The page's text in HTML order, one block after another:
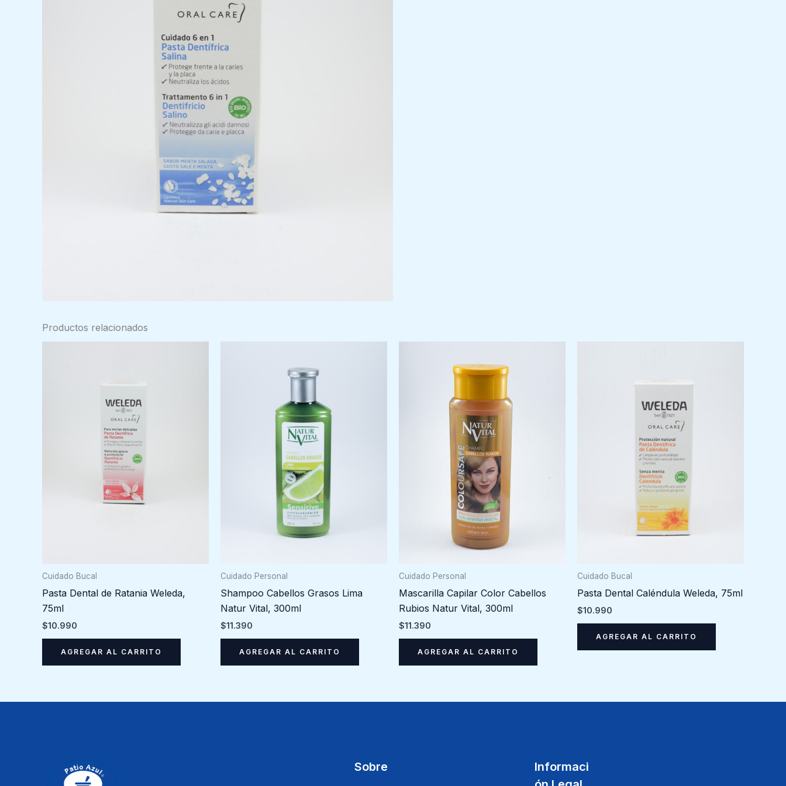
Productos relacionados
Cuidado Bucal
Pasta Dental de Ratania Weleda,
75ml
$10.990
AGREGAR AL CARRITO
Cuidado Personal
Shampoo Cabellos Grasos Lima
Natur Vital, 300ml
$11.390
AGREGAR AL CARRITO
Cuidado Personal
Mascarilla Capilar Color Cabellos
Rubios Natur Vital, 300ml
$11.390
AGREGAR AL CARRITO
Cuidado Bucal
Pasta Dental Caléndula Weleda, 75ml
$10.990
AGREGAR AL CARRITO
Sobre
Informaci